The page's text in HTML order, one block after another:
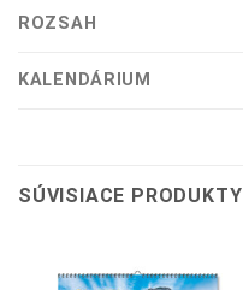
ROZSAH
KALENDÁRIUM
SÚVISIACE PRODUKTY